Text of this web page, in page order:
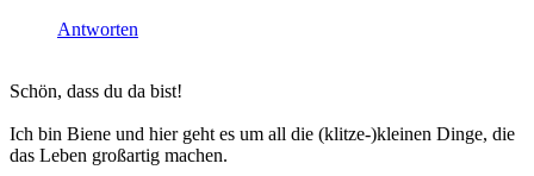
Antworten
Sidebar
Schön, dass du da bist!
Ich bin Biene und hier geht es um all die (klitze-)kleinen Dinge, die
das Leben großartig machen.